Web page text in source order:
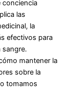
conciencia
las
la
efectivos para
sangre.
mantener la
sobre la
tomamos